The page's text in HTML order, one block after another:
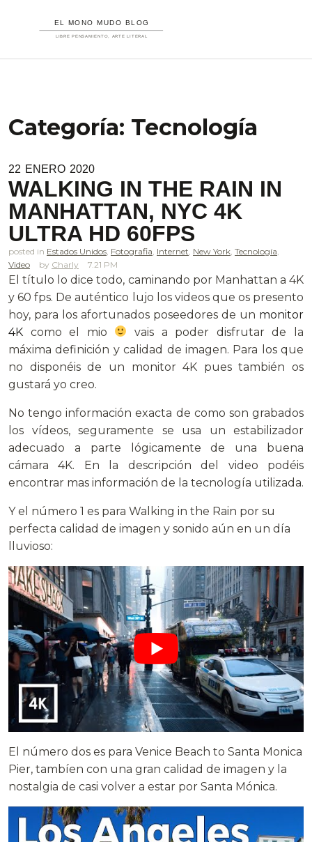
Categoría: Tecnología
22 ENERO 2020
WALKING IN THE RAIN IN
MANHATTAN, NYC 4K
ULTRA HD 60FPS
posted in Estados Unidos Fotografia Internet New York Tecnología
Video
Charly 7.21 PM
El título lo dice todo, caminando por Manhattan a 4K
y 60 fps. De auténtico lujo los videos que os presento
hoy, para los afortunados poseedores de un monitor
4K como el mio
vais a poder disfrutar de la
máxima definición y calidad de imagen. Para los que
no disponéis de un monitor 4K pues también os
gustará yo creo.
No tengo información exacta de como son grabados
los vídeos, seguramente se usa un estabilizador
adecuado a parte lógicamente de una buena
cámara 4K. En la descripción del video podéis
encontrar mas información de la tecnología utilizada.
Y el número 1 es para Walking in the Rain por su
perfecta calidad de imagen y sonido aún en un día
lluvioso:
El número dos es para Venice Beach to Santa Monica
Pier, tambíen con una gran calidad de imagen y la
nostalgia de casi volver a estar por Santa Mónica.